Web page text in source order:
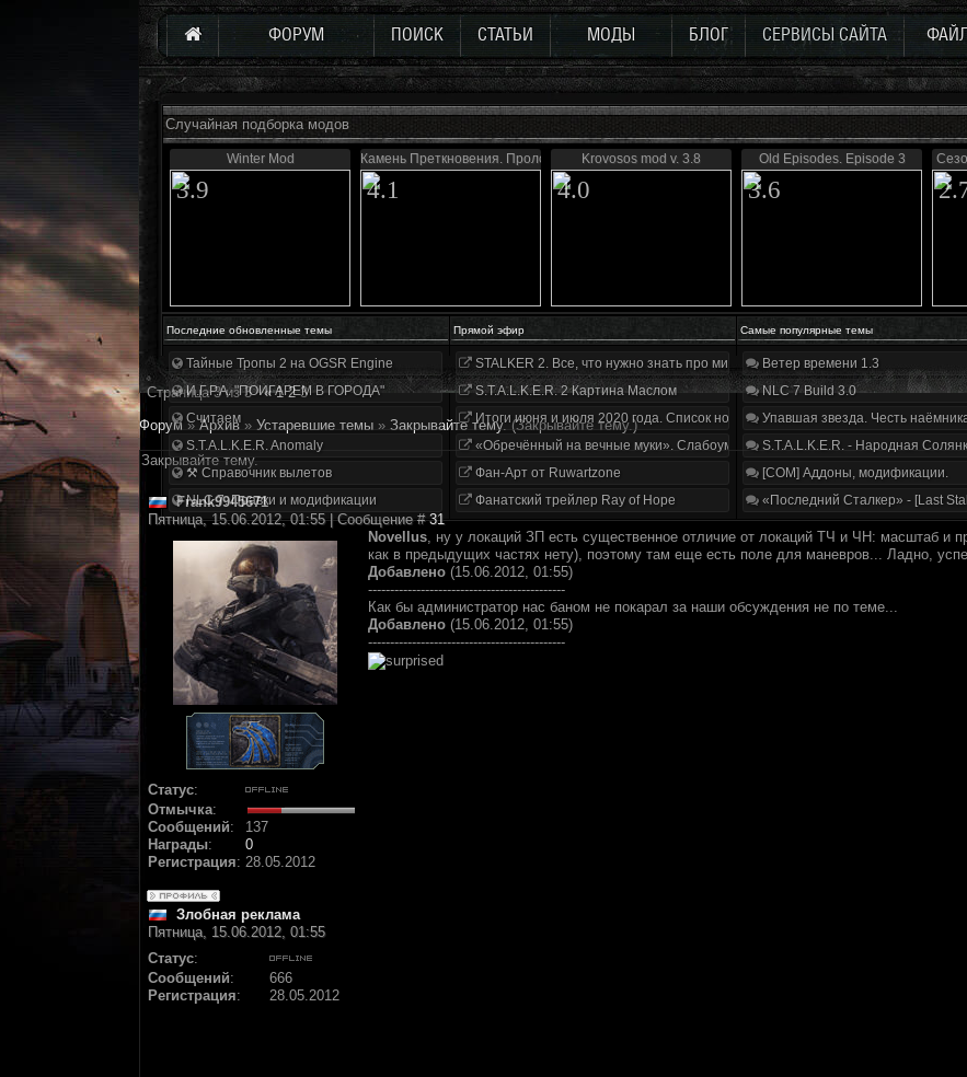
ФОРУМ ПОИСК СТАТЬИ МОДЫ БЛОГ СЕРВИСЫ САЙТА
Случайная подборка модов
Winter Mod
3.9
Камень Преткновения. Пролог
4.1
Krovosos mod v. 3.8
4.0
Old Episodes. Episode 3
3.6
Последние обновленные темы Прямой эфир Самые популярные темы
Тайные Тропы 2 на OGSR Engine
И.Г.Р.А. "ПОИГАРЕМ В ГОРОДА"
Считаем
S.T.A.L.K.E.R. Anomaly
⚒ Справочник вылетов
NLC 7. Правки и модификации
STALKER 2. Все, что нужно знать про мир, геймплей и сюжет | Разбор трейлера
S.T.A.L.K.E.R. 2 Картина Маслом
Итоги июня и июля 2020 года. Список нововведений
«Обречённый на вечные муки». Слабоумие и отвага
Фан-Арт от Ruwartzone
Фанатский трейлер Ray of Hope
Ветер времени 1.3
NLC 7 Build 3.0
Упавшая звезда. Честь
S.T.A.L.K.E.R. - Народная
[COM] Аддоны, модификации.
«Последний Сталкер» - [Last
Страница3из3 « 1 2 3
Форум » Архив » Устаревшие темы » Закрывайте тему. (Закрывайте тему.)
Закрывайте тему.
Frank9945671
Пятница, 15.06.2012, 01:55 | Сообщение #31
Статус:
Отмычка:
Сообщений:
137
Награды:
0
Регистрация: 28.05.2012
Novellus, ну у локаций ЗП есть существенное отличие от локаций ТЧ и ЧН: масштаб и
как в предыдущих частях нету), поэтому там еще есть поле для маневров... Ладно,
Добавлено (15.06.2012, 01:55)
---------------------------------------------
Как бы администратор нас баном не покарал за наши обсуждения не по теме...
Добавлено (15.06.2012, 01:55)
---------------------------------------------
Злобная реклама
Пятница, 15.06.2012, 01:55
Статус:
Сообщений:
666
Регистрация: 28.05.2012